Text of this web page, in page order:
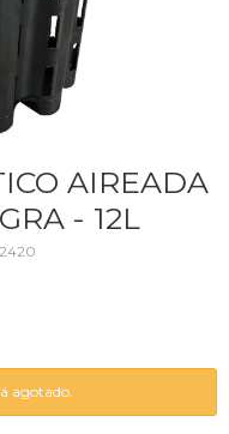
AIREADA
- 12L
agotado.